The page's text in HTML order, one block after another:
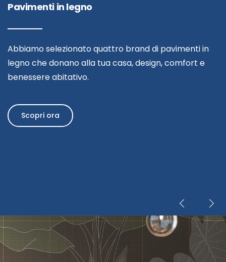
Pavimenti in legno
Abbiamo selezionato quattro brand di pavimenti in
legno che donano alla tua casa, design, comfort e
benessere abitativo.
Scopri ora